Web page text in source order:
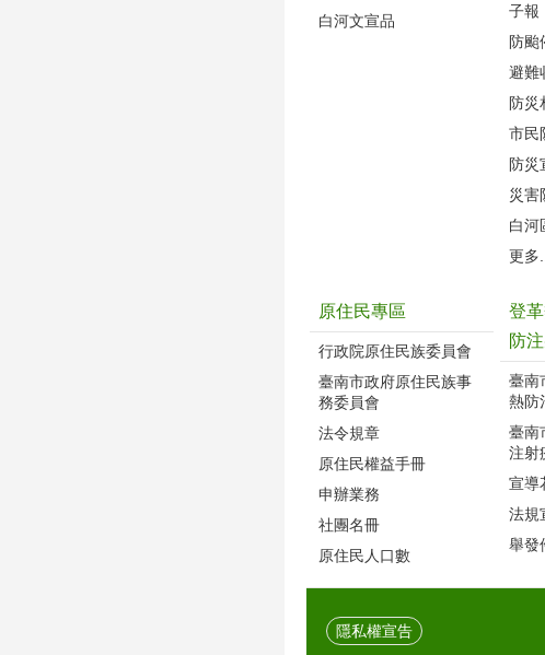
白河文宣品
子報
防颱
避難
防災
市民
防災
災害
白河
更多...
原住民專區
行政院原住民族委員會
臺南市政府原住民族事
務委員會
法令規章
原住民權益手冊
申辦業務
社團名冊
原住民人口數
登
防
臺南
熱防
臺南
注射
宣導
法規
舉發
隱私權宣告